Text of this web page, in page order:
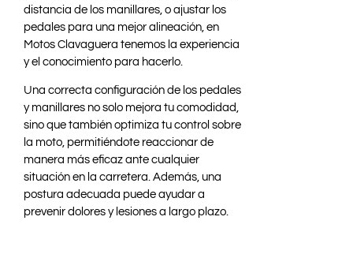
distancia de los manillares, o ajustar los
pedales para una mejor alineación, en
Motos Clavaguera tenemos la experiencia
y el conocimiento para hacerlo.
Una correcta configuración de los pedales
y manillares no solo mejora tu comodidad,
sino que también optimiza tu control sobre
la moto, permitiéndote reaccionar de
manera más eficaz ante cualquier
situación en la carretera. Además, una
postura adecuada puede ayudar a
prevenir dolores y lesiones a largo plazo.